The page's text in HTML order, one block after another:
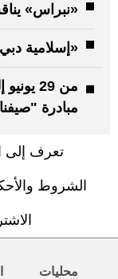
«نبراس»
«إسلامية دبي» تنجز 92 ألف
مبادرة
تعرف إلى
الشروط
محليات